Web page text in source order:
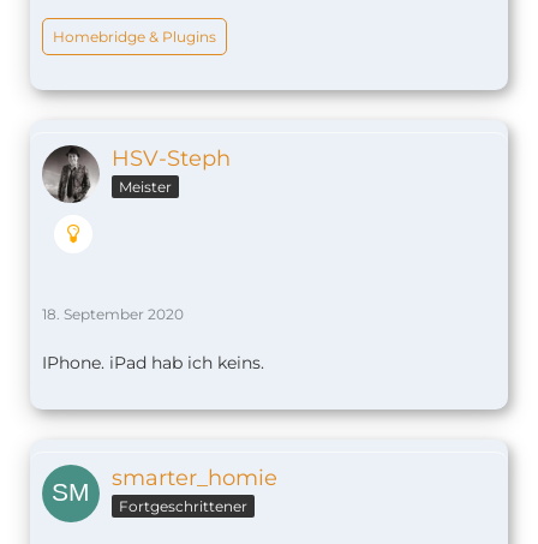
Homebridge & Plugins
HSV-Steph
Meister
18. September 2020
IPhone. iPad hab ich keins.
smarter_homie
Fortgeschrittener